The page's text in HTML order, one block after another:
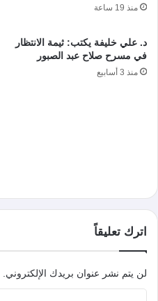
منذ 19 ساعة
د. علي خليفة يكتب: ثيمة الانتظار
في مسرح صلاح عبد الصبور
منذ 3 أسابيع
اترك تعليقاً
لن يتم نشر عنوان بريدك الإلكتروني.